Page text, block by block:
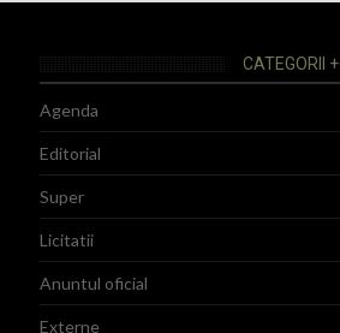
CATEGORII +
Agenda
Editorial
Super
Licitatii
Anuntul oficial
Externe